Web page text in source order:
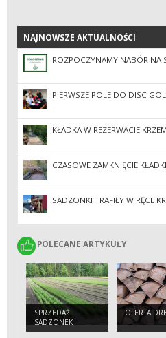
NAJNOWSZE AKTUALNOŚCI
NAJNOWSZE AKTUALNOŚCI
ROZPOCZYNAMY NABÓR NA
PIERWSZE POLE DO DISC
KŁADKA W REZERWACIE
CZASOWE ZAMKNIĘCIE
SADZONKI TRAFIŁY W RĘCE
POLECANE ARTYKUŁY
POLECANE ARTYKUŁY
SPRZEDAŻ
SADZONEK
OFERTA